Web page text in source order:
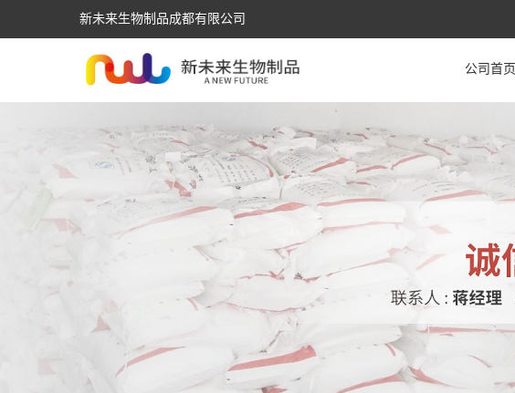
新未来生物制品成都有限公司
公司首页